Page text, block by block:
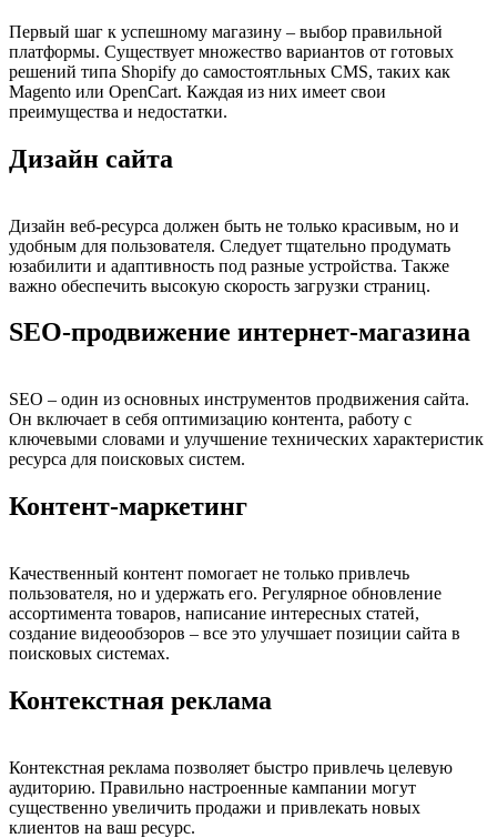
Первый шаг к успешному магазину – выбор правильной
платформы. Существует множество вариантов от готовых
решений типа Shopify до самостоятльных CMS, таких как
Magento или OpenCart. Каждая из них имеет свои
преимущества и недостатки.
Дизайн сайта
Дизайн веб-ресурса должен быть не только красивым, но и
удобным для пользователя. Следует тщательно продумать
юзабилити и адаптивность под разные устройства. Также
важно обеспечить высокую скорость загрузки страниц.
SEO-продвижение интернет-магазина
SEO – один из основных инструментов продвижения сайта.
Он включает в себя оптимизацию контента, работу с
ключевыми словами и улучшение технических характеристик
ресурса для поисковых систем.
Контент-маркетинг
Качественный контент помогает не только привлечь
пользователя, но и удержать его. Регулярное обновление
ассортимента товаров, написание интересных статей,
создание видеообзоров – все это улучшает позиции сайта в
поисковых системах.
Контекстная реклама
Контекстная реклама позволяет быстро привлечь целевую
аудиторию. Правильно настроенные кампании могут
существенно увеличить продажи и привлекать новых
клиентов на ваш ресурс.